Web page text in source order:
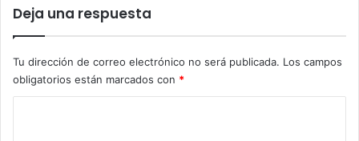
Deja una respuesta
Tu dirección de correo electrónico no será publicada. Los campos
obligatorios están marcados con *